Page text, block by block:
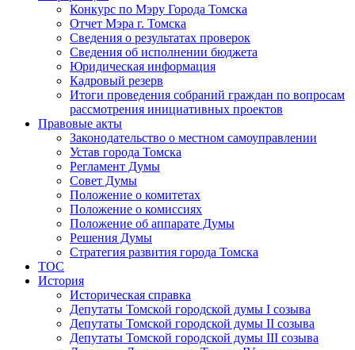
Конкурс по Мэру Города Томска
Отчет Мэра г. Томска
Сведения о результатах проверок
Сведения об исполнении бюджета
Юридическая информация
Кадровый резерв
Итоги проведения собраний граждан по вопросам
рассмотрения инициативных проектов
Правовые акты
Законодательство о местном самоуправлении
Устав города Томска
Регламент Думы
Совет Думы
Положение о комитетах
Положение о комиссиях
Положение об аппарате Думы
Решения Думы
Стратегия развития города Томска
ТОС
История
Историческая справка
Депутаты Томской городской думы I созыва
Депутаты Томской городской думы II созыва
Депутаты Томской городской думы III созыва